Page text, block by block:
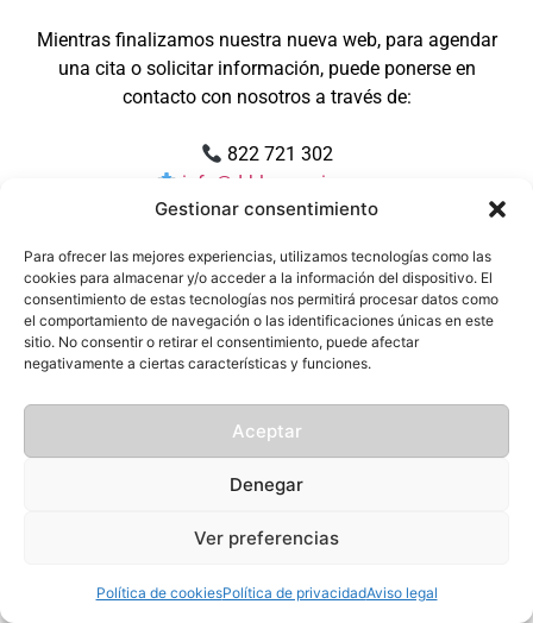
Gestionar consentimiento
Para ofrecer las mejores experiencias, utilizamos tecnologías como las
cookies para almacenar y/o acceder a la información del dispositivo. El
consentimiento de estas tecnologías nos permitirá procesar datos como
el comportamiento de navegación o las identificaciones únicas en este
sitio. No consentir o retirar el consentimiento, puede afectar
negativamente a ciertas características y funciones.
Aceptar
Denegar
Ver preferencias
Política de cookiesPolítica de privacidadAviso legal
Mientras finalizamos nuestra nueva web, para agendar
una cita o solicitar información, puede ponerse en
contacto con nosotros a través de:
822 721 302
info@drblasgarcia.com
nosotros.